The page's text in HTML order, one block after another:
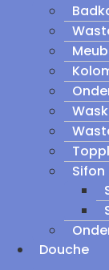
Sifon
Douche